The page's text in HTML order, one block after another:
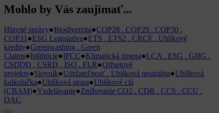
Mohlo by Vás zaujímať...
Hlavné správy●Biodiverzita●COP28 . COP29 . COP30 .
COP31●ESG Legislatíva●ETS . ETS2 . CRCF . Uhlíkové
kredity●Greenwashing . Green
Claims●Inštitúcie●IPCC●Klimatická zmena●LCA . ESG . GHG .
CSDDD . CSRD . ISO . FLR●Offsetové
projekty●Slovník●Udržateľnosť . Uhlíková neutralita●Uhlíková
kalkulačka●Uhlíková stopa●Uhlíkové clá
(CBAM)●Vzdelávanie●Znižovanie CO2 . CDR . CCS . CCU .
DAC